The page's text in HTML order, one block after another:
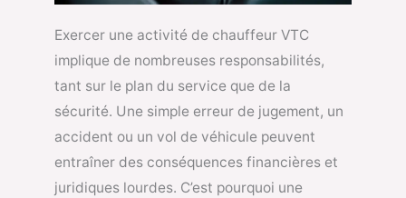
Exercer une activité de chauffeur VTC
implique de nombreuses responsabilités,
tant sur le plan du service que de la
sécurité. Une simple erreur de jugement, un
accident ou un vol de véhicule peuvent
entraîner des conséquences financières et
juridiques lourdes. C’est pourquoi une